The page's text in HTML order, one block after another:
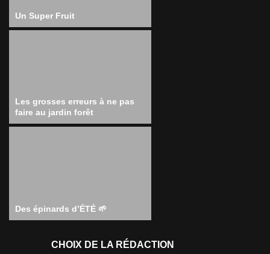
Un Super Fruit
Les grosses erreurs à ne pas
faire au jardin forêt
Des épinards d’ÉTÉ 🌱
CHOIX DE LA RÉDACTION